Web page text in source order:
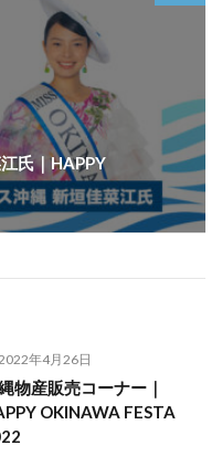
氏｜HAPPY
年4月26日
物産販売コーナー｜
OKINAWA FESTA